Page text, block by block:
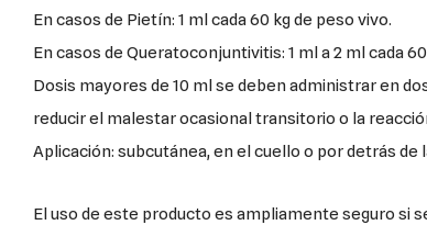
En casos de Pietín: 1 ml cada 60 kg de peso vivo.
En casos de Queratoconjuntivitis: 1 ml a 2 ml cada
Dosis mayores de 10 ml se deben administrar en
reducir el malestar ocasional transitorio o la
Aplicación: subcutánea, en el cuello o por detrás de
El uso de este producto es ampliamente seguro si